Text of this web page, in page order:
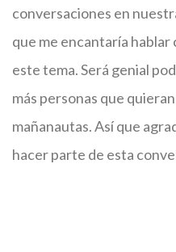
conversaciones en
que me encantaría
este tema. Será genial
más personas que
mañanautas. Así que
hacer parte de esta